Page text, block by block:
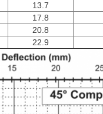
13.7
17.8
20.8
22.9